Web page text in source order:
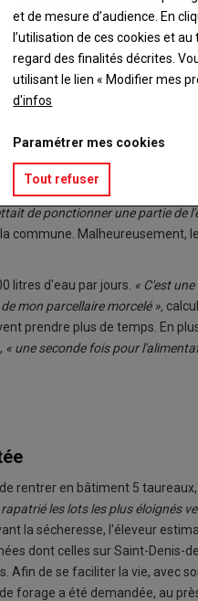
à l'eau de la ville pour
l'ensemble de ses lots.
Neuvy-Saint-Sépulchre, roule
limousines. Une eau qu'il
de ponctionner une partie de
commune. Malheureusement,
litres d'eau par jours. « C'est
mon parcellaire morcelé »,
prendre plus de temps. En
« une seconde fois pour
rentrer en bâtiment 5
rapatrié les lots les plus éloignés
la sécheresse, l'éleveur
dont celles sur Saint-Denis-
Afin de se faciliter la vie, avec
forage a été demandée, au
et de mesure d’audience. En
l’utilisation de ces cookies et
regard des finalités décrites.
utilisant le lien « Modifier mes
d'infos
Paramétrer mes cookies
Tout refuser